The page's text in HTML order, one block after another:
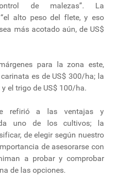
de malezas”. La
alto peso del flete, y eso
más acotado aún, de US$
para la zona este,
es de US$ 300/ha; la
el trigo de US$ 100/ha.
refirió a las ventajas y
uno de los cultivos; la
de elegir según nuestro
de asesorarse con
a probar y comprobar
de las opciones.